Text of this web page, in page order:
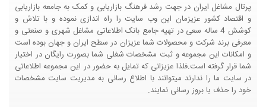
پرتال مشاغل ایران در جهت رشد فرهنگ بازاریابی و کمک به جامعه بازاریابی
و اقتصاد کشور عزیزمان این وب سایت را راه اندازی نموده و با تلاش و
کوشش 4 ساله سعی در تهیه جامع بانک اطلاعاتی مشاغل شهری و صنعتی و
معرفی برند شرکت و محصولات شما عزیزان در سطح ایران و جهان بوده است
و امکانات این مجموعه و ثبت مشخصات شغلی شما بصورت رایگان در اختیار
شما قرار گرفته است.فلذا عزیزانی که تمایل به حضور در این مجموعه اطلاعاتی
در سایت ما را ندارند میتوانند با اطلاع رسانی به مدیریت سایت مشخصات
خود را حذف یا بروز رسانی نمایند.